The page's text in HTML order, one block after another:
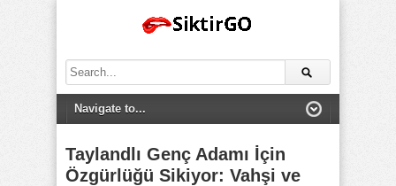
Search
for:
Taylandlı Genç Adamı İçin
Özgürlüğü Sikiyor: Vahşi ve